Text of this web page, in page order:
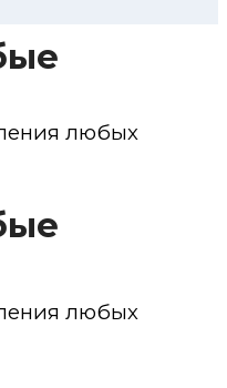
любых
любых